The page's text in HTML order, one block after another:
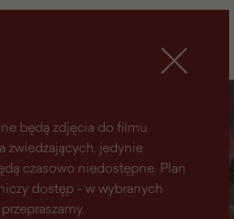
będą zdjęcia do filmu
zwiedzających, jedynie
czasowo niedostępne. Plan
dostęp - w wybranych